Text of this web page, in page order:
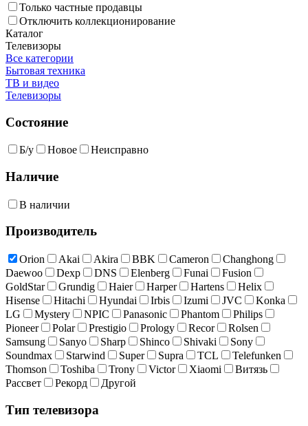
Только частные продавцы
Отключить коллекционирование
Каталог
Телевизоры
Все категории
Бытовая техника
ТВ и видео
Телевизоры
Состояние
Б/у Новое Неисправно
Наличие
В наличии
Производитель
Orion Akai Akira BBK Cameron
Changhong
Daewoo
Dexp DNS Elenberg Funai
Fusion
GoldStar
Grundig Haier Harper Hartens
Helix
Hisense
Hitachi Hyundai Irbis Izumi JVC
Konka
LG
Mystery NPIC Panasonic Phantom
Philips
Pioneer
Polar Prestigio Prology Recor
Rolsen
Samsung
Sanyo Sharp Shinco Shivaki
Sony
Soundmax
Starwind Super Supra TCL
Telefunken
Thomson
Toshiba Trony Victor Xiaomi
Витязь
Рассвет
Рекорд Другой
Тип телевизора